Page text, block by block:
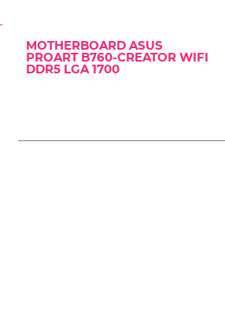
MOTHERBOARD ASUS
PROART B760-CREATOR WIFI
DDR5 LGA 1700